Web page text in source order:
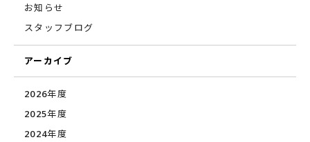
お知らせ
スタッフブログ
アーカイブ
2026年度
2025年度
2024年度